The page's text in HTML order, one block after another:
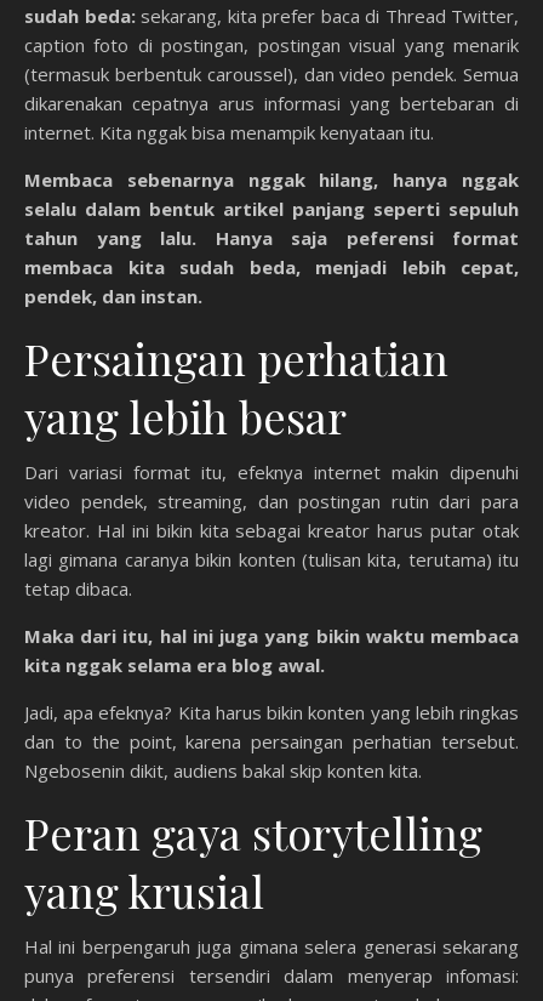
sudah beda: sekarang, kita prefer baca di Thread Twitter,
caption foto di postingan, postingan visual yang menarik
(termasuk berbentuk caroussel), dan video pendek. Semua
dikarenakan cepatnya arus informasi yang bertebaran di
internet. Kita nggak bisa menampik kenyataan itu.
Membaca sebenarnya nggak hilang, hanya nggak
selalu dalam bentuk artikel panjang seperti sepuluh
tahun yang lalu. Hanya saja peferensi format
membaca kita sudah beda, menjadi lebih cepat,
pendek, dan instan.
Persaingan perhatian
yang lebih besar
Dari variasi format itu, efeknya internet makin dipenuhi
video pendek, streaming, dan postingan rutin dari para
kreator. Hal ini bikin kita sebagai kreator harus putar otak
lagi gimana caranya bikin konten (tulisan kita, terutama) itu
tetap dibaca.
Maka dari itu, hal ini juga yang bikin waktu membaca
kita nggak selama era blog awal.
Jadi, apa efeknya? Kita harus bikin konten yang lebih ringkas
dan to the point, karena persaingan perhatian tersebut.
Ngebosenin dikit, audiens bakal skip konten kita.
Peran gaya storytelling
yang krusial
Hal ini berpengaruh juga gimana selera generasi sekarang
punya preferensi tersendiri dalam menyerap infomasi: